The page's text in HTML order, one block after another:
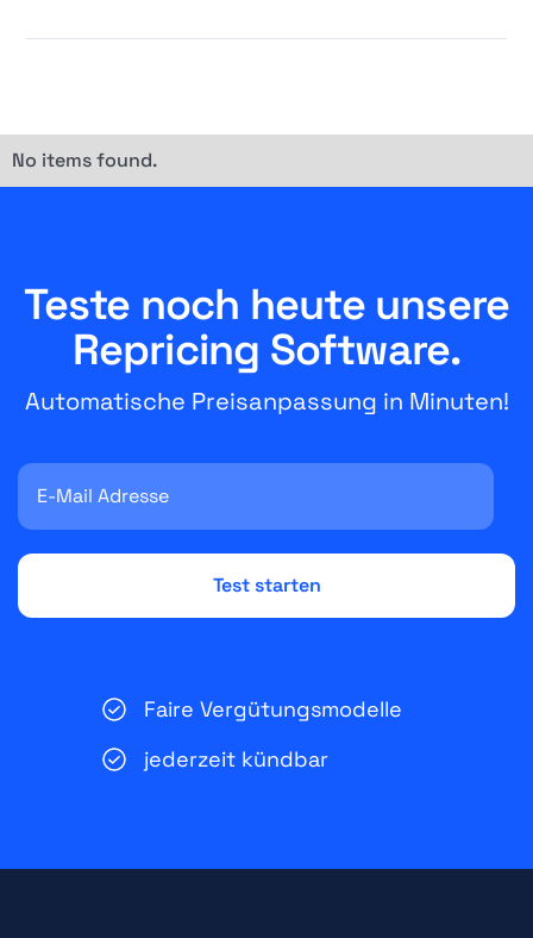
No items found.
Teste noch heute unsere
Repricing Software.
Automatische Preisanpassung in Minuten!
Faire Vergütungsmodelle
jederzeit kündbar